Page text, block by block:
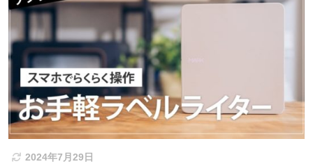
2024年7月29日